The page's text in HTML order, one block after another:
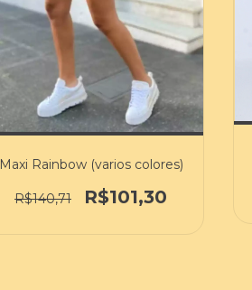
Maxi Rainbow (varios colores)
R$140,71 R$101,30